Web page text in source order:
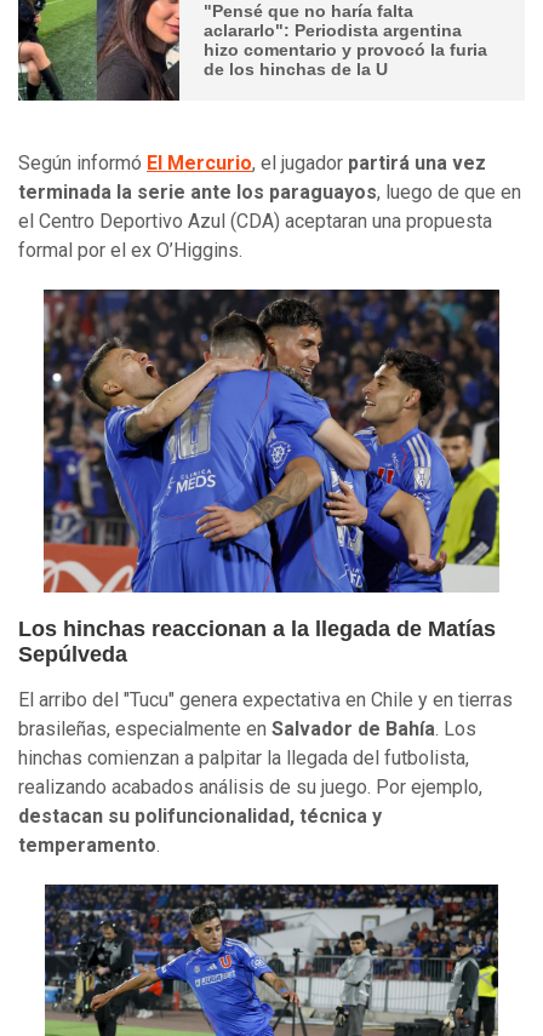
"Pensé que no haría falta
aclararlo": Periodista argentina
hizo comentario y provocó la furia
de los hinchas de la U
Según informó El Mercurio, el jugador partirá una vez
terminada la serie ante los paraguayos, luego de que en
el Centro Deportivo Azul (CDA) aceptaran una propuesta
formal por el ex O’Higgins.
Los hinchas reaccionan a la llegada de Matías
Sepúlveda
El arribo del "Tucu" genera expectativa en Chile y en tierras
brasileñas, especialmente en Salvador de Bahía . Los
hinchas comienzan a palpitar la llegada del futbolista,
realizando acabados análisis de su juego. Por ejemplo,
destacan su polifuncionalidad, técnica y
temperamento